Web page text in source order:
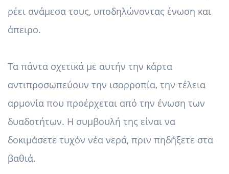
ρέει ανάμεσα τους, υποδηλώνοντας ένωση και
άπειρο.
Τα πάντα σχετικά με αυτήν την κάρτα
αντιπροσωπεύουν την ισορροπία, την τέλεια
αρμονία που προέρχεται από την ένωση των
δυαδοτήτων. Η συμβουλή της είναι να
δοκιμάσετε τυχόν νέα νερά, πριν πηδήξετε στα
βαθιά.